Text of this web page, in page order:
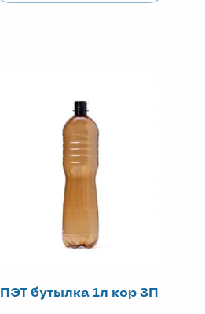
ПЭТ бутылка 1л кор ЗП